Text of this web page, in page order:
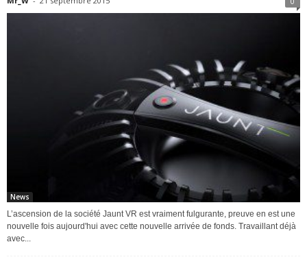
News
L’ascension de la société Jaunt VR est vraiment fulgurante, preuve en est une
nouvelle fois aujourd'hui avec cette nouvelle arrivée de fonds. Travaillant déjà
avec...